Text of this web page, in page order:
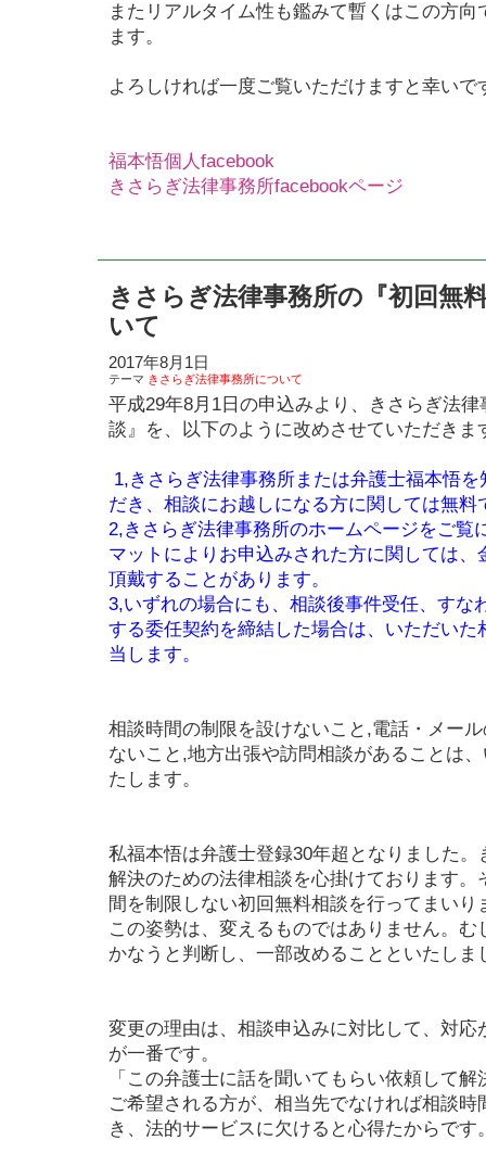
またリアルタイム性も鑑みて暫くはこの方
ます。
よろしければ一度ご覧いただけますと幸いで
福本悟個人facebook
きさらぎ法律事務所facebookページ
きさらぎ法律事務所の『初回無
いて
2017年8月1日
テーマ きさらぎ法律事務所について
平成29年8月1日の申込みより、きさらぎ法
談』を、以下のように改めさせていただきま
1,きさらぎ法律事務所または弁護士福本悟
だき、相談にお越しになる方に関しては無料
2,きさらぎ法律事務所のホームページをご覧
マットによりお申込みされた方に関しては、
頂戴することがあります。
3,いずれの場合にも、相談後事件受任、すな
する委任契約を締結した場合は、いただいた
当します。
相談時間の制限を設けないこと,電話・メー
ないこと,地方出張や訪問相談があることは
たします。
私福本悟は弁護士登録30年超となりました
解決のための法律相談を心掛けております。
間を制限しない初回無料相談を行ってまいり
この姿勢は、変えるものではありません。
かなうと判断し、一部改めることといたしま
変更の理由は、相談申込みに対比して、対応
が一番です。
「この弁護士に話を聞いてもらい依頼して
ご希望される方が、相当先でなければ相談
き、法的サービスに欠けると心得たからです